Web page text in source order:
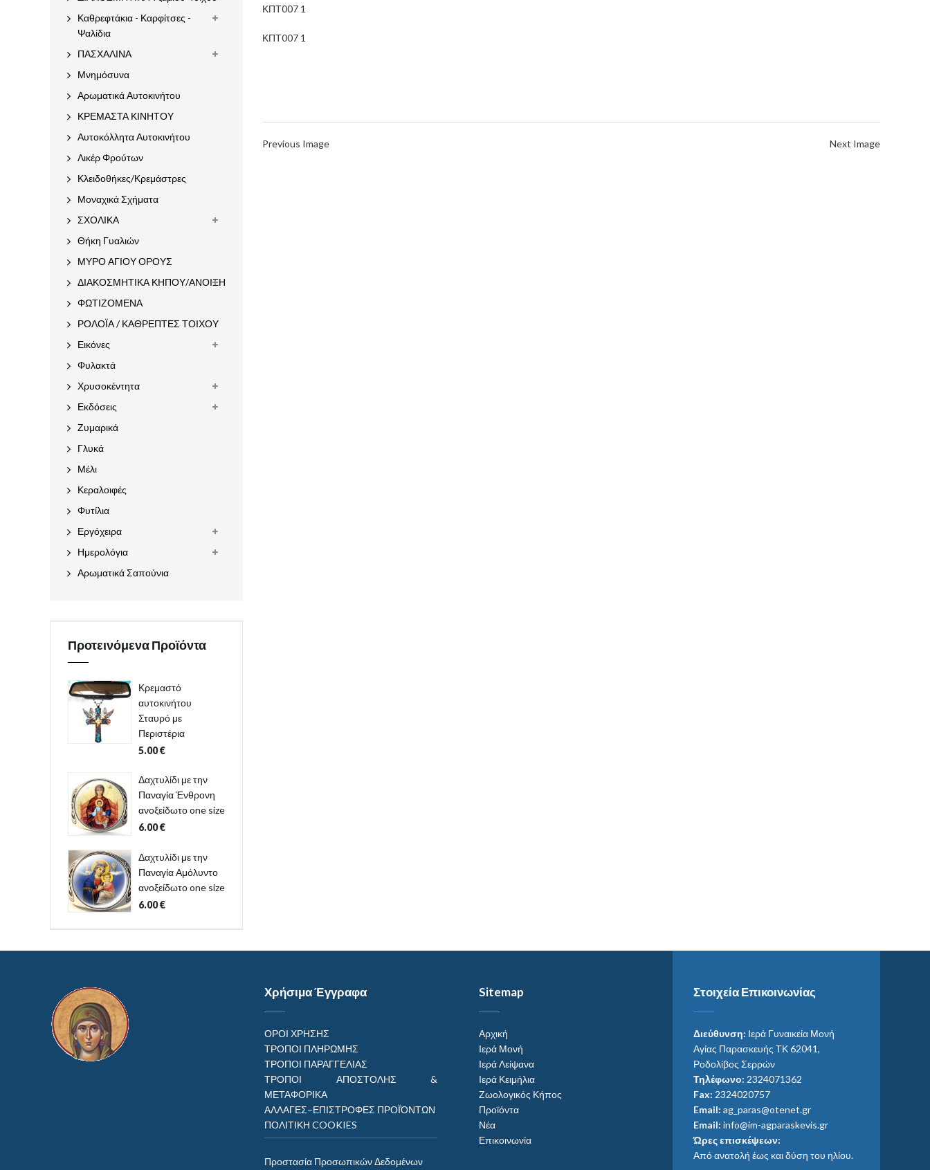
ΚΠΤ007 1
ΚΠΤ007 1
Previous Image Next Image
Καθρεφτάκια - Καρφίτσες -
Ψαλίδια
ΠΑΣΧΑΛΙΝΑ
Μνημόσυνα
Αρωματικά Αυτοκινήτου
ΚΡΕΜΑΣΤΑ ΚΙΝΗΤΟΥ
Αυτοκόλλητα Αυτοκινήτου
Λικέρ Φρούτων
Κλειδοθήκες/Κρεμάστρες
Μοναχικά Σχήματα
ΣΧΟΛΙΚΑ
Θήκη Γυαλιών
ΜΥΡΟ ΑΓΙΟΥ ΟΡΟΥΣ
ΔΙΑΚΟΣΜΗΤΙΚΑ ΚΗΠΟΥ/ΑΝΟΙΞΗ
ΦΩΤΙΖΟΜΕΝΑ
ΡΟΛΟΪΑ / ΚΑΘΡΕΠΤΕΣ ΤΟΙΧΟΥ
Εικόνες
Φυλακτά
Χρυσοκέντητα
Εκδόσεις
Ζυμαρικά
Γλυκά
Μέλι
Κεραλοιφές
Φυτίλια
Εργόχειρα
Ημερολόγια
Αρωματικά Σαπούνια
Προτεινόμενα Προϊόντα
Κρεμαστό
αυτοκινήτου
Σταυρό με
Περιστέρια
5.00€
Δαχτυλίδι με την
Παναγία Ένθρονη
ανοξείδωτο one size
6.00€
Δαχτυλίδι με την
Παναγία Αμόλυντο
ανοξείδωτο one size
6.00€
Χρήσιμα Έγγραφα
ΟΡΟΙ ΧΡΗΣΗΣ
ΤΡΟΠΟΙ ΠΛΗΡΩΜΗΣ
ΤΡΟΠΟΙ ΠΑΡΑΓΓΕΛΙΑΣ
ΤΡΟΠΟΙ ΑΠΟΣΤΟΛΗΣ &
ΜΕΤΑΦΟΡΙΚΑ
ΑΛΛΑΓΕΣ–ΕΠΙΣΤΡΟΦΕΣ ΠΡΟΪΌΝΤΩΝ
ΠΟΛΙΤΙΚΗ COOKIES
Προστασία Προσωπικών Δεδομένων
Sitemap
Αρχική
Ιερά Μονή
Ιερά Λείψανα
Ιερά Κειμήλια
Ζωολογικός Κήπος
Προϊόντα
Νέα
Επικοινωνία
Στοιχεία Επικοινωνίας
Διεύθυνση: Ιερά Γυναικεία Μονή
Αγίας Παρασκευής ΤΚ 62041,
Ροδολίβος Σερρών
Τηλέφωνο: 2324071362
Fax: 2324020757
Email: ag_paras@otenet.gr
Email: info@im-agparaskevis.gr
Ώρες επισκέψεων:
Από ανατολή έως και δύση του ηλίου.